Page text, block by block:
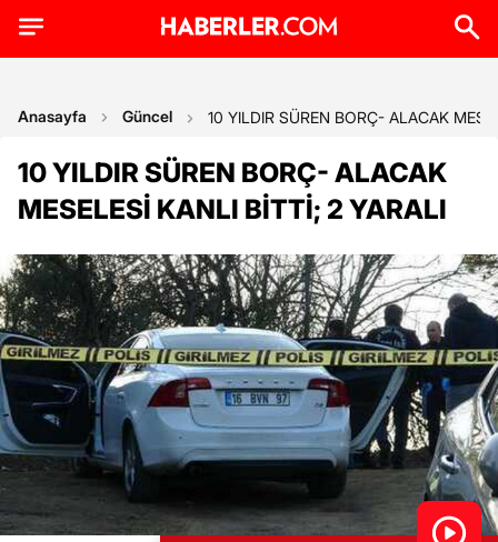
Anasayfa Güncel 10 YILDIR SÜREN BORÇ- ALACAK
10 YILDIR SÜREN BORÇ- ALACAK
MESELESİ KANLI BİTTİ; 2 YARALI